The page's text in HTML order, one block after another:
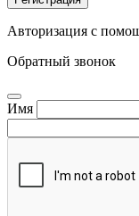
Авторизация с
Обратный звонок
Имя